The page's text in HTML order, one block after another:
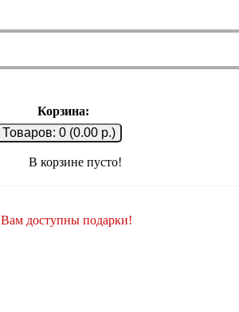
Корзина:
Товаров: 0 (0.00 р.)
В корзине пусто!
Вам доступны подарки!